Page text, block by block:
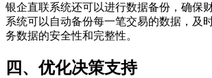
银企直联系统还可以进行数据备份，确保
系统可以自动备份每一笔交易的数据，及
务数据的安全性和完整性。
四、优化决策支持